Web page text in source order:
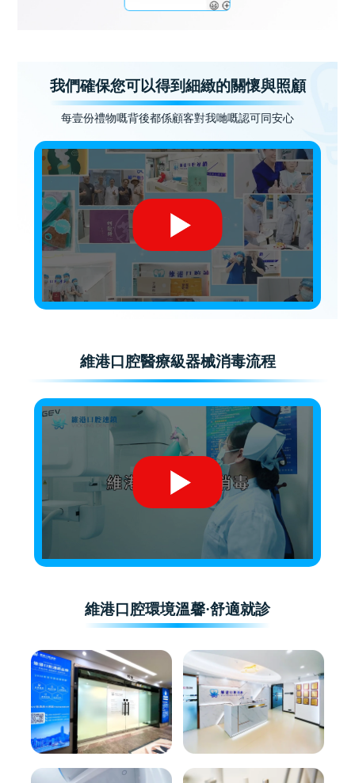
我們確保您可以得到細緻的關懷與照顧
每壹份禮物嘅背後都係顧客對我哋嘅認可同安心
維港口腔醫療級器械消毒流程
維港口腔環境溫馨·舒適就診